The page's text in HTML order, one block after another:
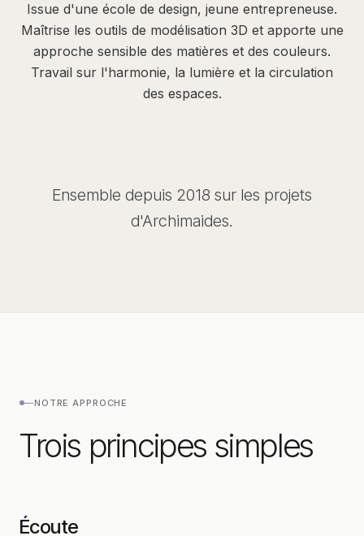
Issue d'une école de design, jeune entrepreneuse.
Maîtrise les outils de modélisation 3D et apporte une
approche sensible des matières et des couleurs.
Travail sur l'harmonie, la lumière et la circulation
des espaces.
Ensemble depuis 2018 sur les projets
d'Archimaides.
—NOTRE APPROCHE
Trois principes simples
Écoute